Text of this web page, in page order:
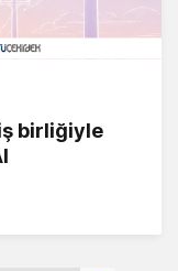
birliğiyle